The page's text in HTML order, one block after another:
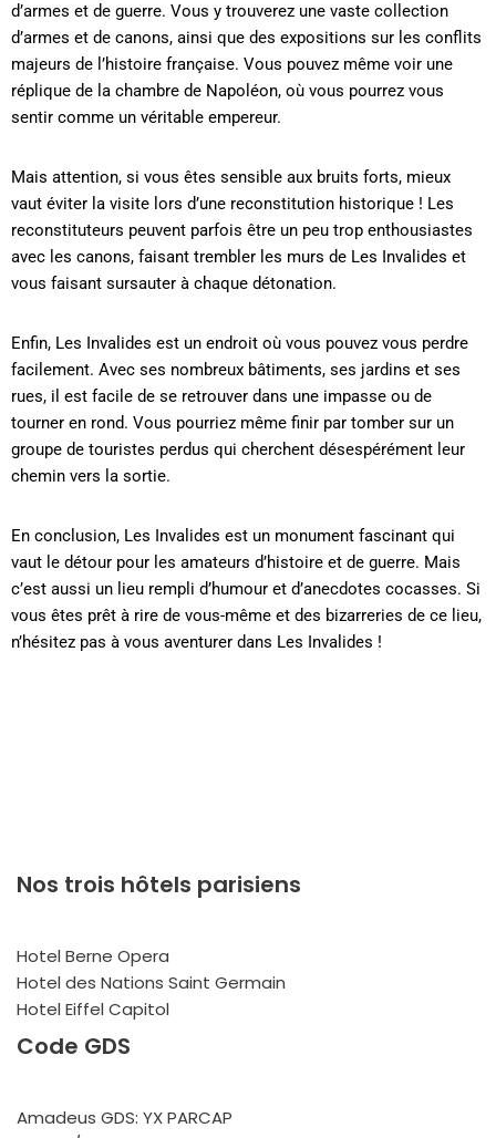
d’armes et de guerre. Vous y trouverez une vaste collection
d’armes et de canons, ainsi que des expositions sur les conflits
majeurs de l’histoire française. Vous pouvez même voir une
réplique de la chambre de Napoléon, où vous pourrez vous
sentir comme un véritable empereur.
Mais attention, si vous êtes sensible aux bruits forts, mieux
vaut éviter la visite lors d’une reconstitution historique ! Les
reconstituteurs peuvent parfois être un peu trop enthousiastes
avec les canons, faisant trembler les murs de Les Invalides et
vous faisant sursauter à chaque détonation.
Enfin, Les Invalides est un endroit où vous pouvez vous perdre
facilement. Avec ses nombreux bâtiments, ses jardins et ses
rues, il est facile de se retrouver dans une impasse ou de
tourner en rond. Vous pourriez même finir par tomber sur un
groupe de touristes perdus qui cherchent désespérément leur
chemin vers la sortie.
En conclusion, Les Invalides est un monument fascinant qui
vaut le détour pour les amateurs d’histoire et de guerre. Mais
c’est aussi un lieu rempli d’humour et d’anecdotes cocasses. Si
vous êtes prêt à rire de vous-même et des bizarreries de ce lieu,
n’hésitez pas à vous aventurer dans Les Invalides !
Nos trois hôtels parisiens
Hotel Berne Opera
Hotel des Nations Saint Germain
Hotel Eiffel Capitol
Code GDS
Amadeus GDS: YX PARCAP